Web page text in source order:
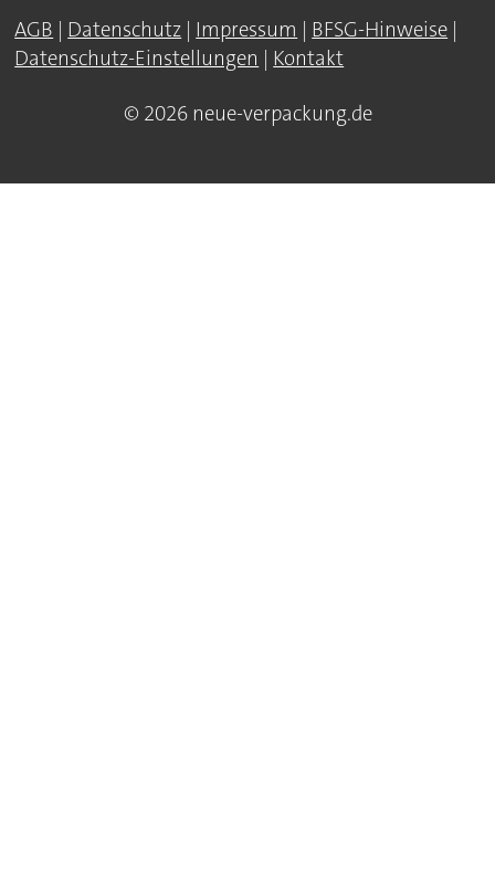
AGB | Datenschutz | Impressum | BFSG-Hinweise |
Datenschutz-Einstellungen | Kontakt
© 2026 neue-verpackung.de